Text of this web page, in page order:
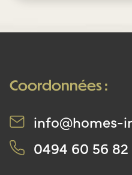
!! 3% DE FRAIS
immo.be ou via GSM :
Coordonnées :
info@homes-
0494 60 56 82